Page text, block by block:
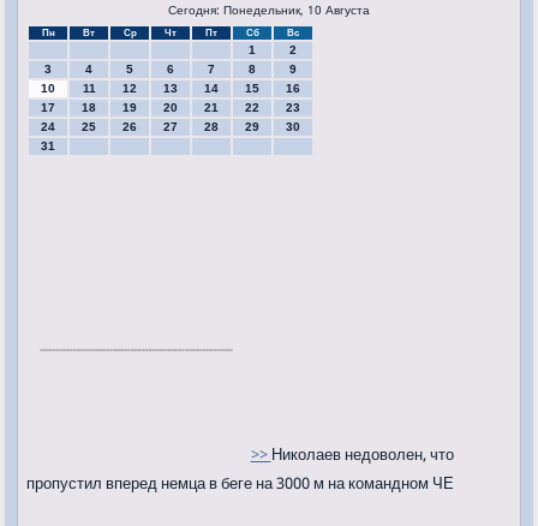
Сегодня: Понедельник, 10 Августа
Пн Вт Ср Чт Пт Сб Вс
1
2
3
4 5 6 7 8
9
10
11 12 13 14 15
16
17
18 19 20 21 22
23
24
25 26 27 28 29
30
31
>>Николаев недоволен, что
пропустил вперед немца в беге на 3000 м на командном ЧЕ